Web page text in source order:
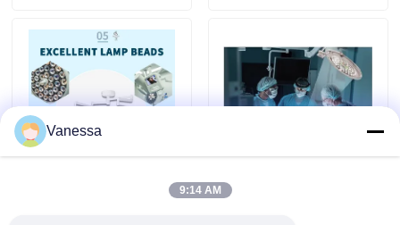
Nouvelles
Cas
Théâtre modulaire d'opération
Le plafond d'AC240V a
Vanessa
9:14 AM